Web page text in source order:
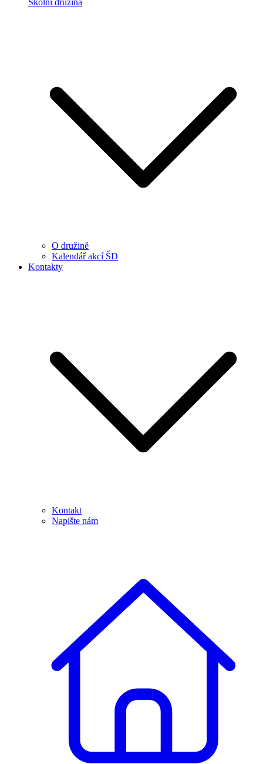
Školní družina
O družině
Kalendář akcí ŠD
Kontakty
Kontakt
Napište nám